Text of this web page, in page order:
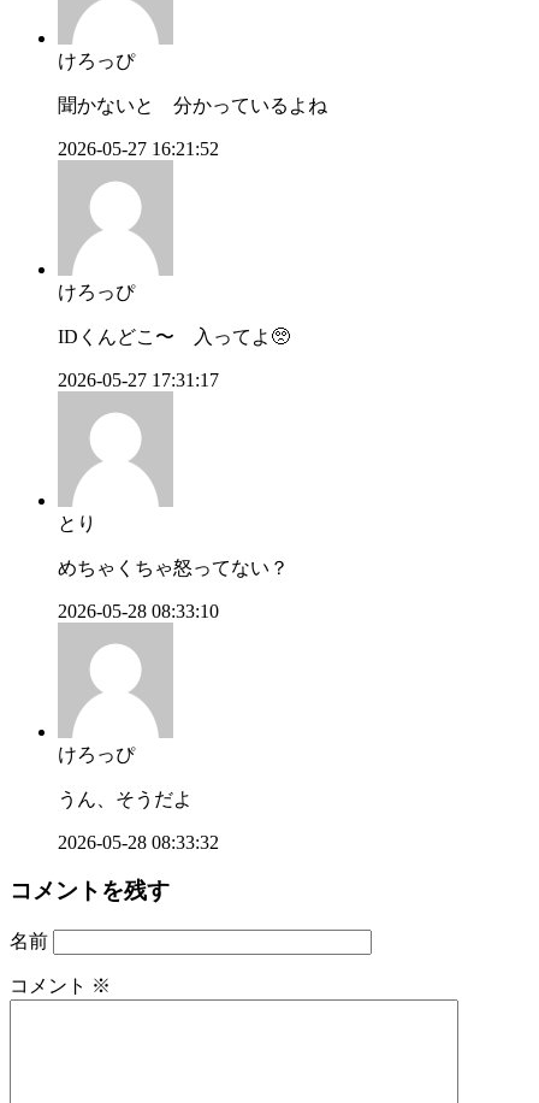
けろっぴ
聞かないと 分かっているよね
2026-05-27 16:21:52
けろっぴ
IDくんどこ〜 入ってよ🥺
2026-05-27 17:31:17
とり
めちゃくちゃ怒ってない？
2026-05-28 08:33:10
けろっぴ
うん、そうだよ
2026-05-28 08:33:32
コメントを残す
名前
コメント ※